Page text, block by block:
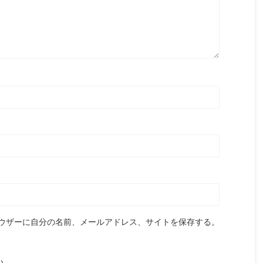
ーに自分の名前、メールアドレス、サイトを保存する。